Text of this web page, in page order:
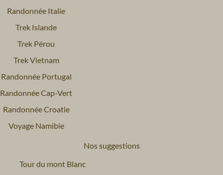
Randonnée Italie
Trek Islande
Trek Pérou
Trek Vietnam
Randonnée Portugal
Randonnée Cap-Vert
Randonnée Croatie
Voyage Namibie
Nos suggestions
Tour du mont Blanc